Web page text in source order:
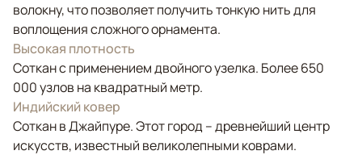
волокну, что позволяет получить тонкую нить для
воплощения сложного орнамента.
Высокая плотность
Соткан с применением двойного узелка. Более 650
000 узлов на квадратный метр.
Индийский ковер
Соткан в Джайпуре. Этот город – древнейший центр
искусств, известный великолепными коврами.